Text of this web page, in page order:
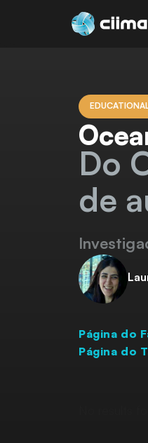
Do
de
Página do
Página do